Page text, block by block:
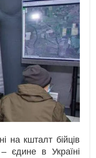
на кшталт бійців
єдине в Україні